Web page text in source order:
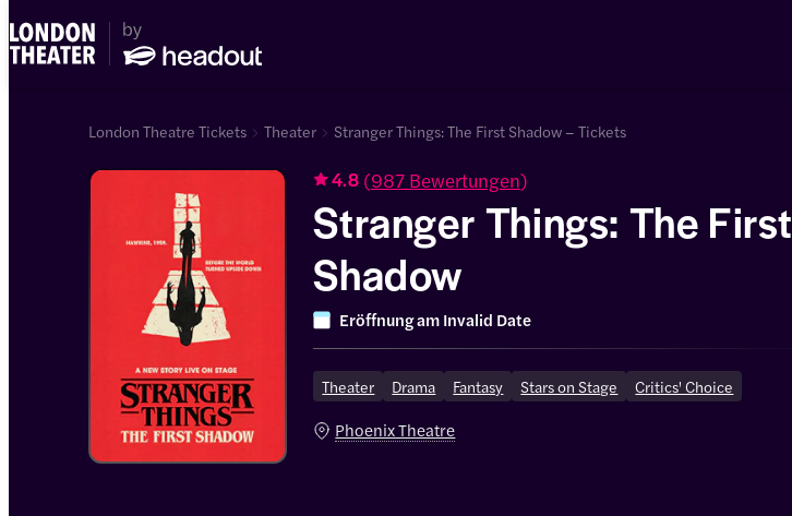
London Theatre Tickets Theater Stranger Things: The First Shadow – Tickets
4.8 (987 Bewertungen)
Stranger Things: The First
Shadow
Eröffnung amInvalid Date
Theater Drama Fantasy Stars on Stage Critics' Choice
Phoenix Theatre